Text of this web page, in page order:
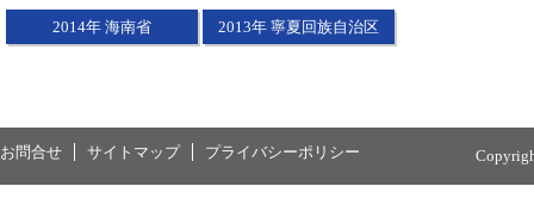
2014年 海南省 2013年 寧夏回族自治区
お問合せ サイトマップ プライバシーポリシー